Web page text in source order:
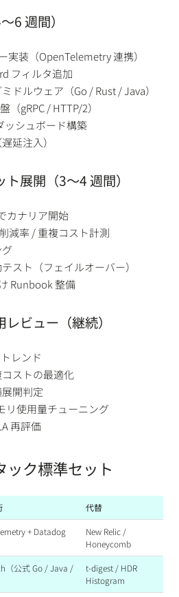
6 週間）
実装（OpenTelemetry 連携）
フィルタ追加
ドルウェア（Go / Rust / Java）
（gRPC / HTTP/2）
ッシュボード構築
延注入）
展開（3〜4 週間）
カナリア開始
減率 / 重複コスト計測
スト（フェイルオーバー）
Runbook 整備
ビュー（継続）
レンド
ストの最適化
開判定
リ使用量チューニング
再評価
ック標準セット
代替
+ Datadog
New Relic /
Honeycomb
（公式 Go / Java /
t-digest / HDR
Histogram